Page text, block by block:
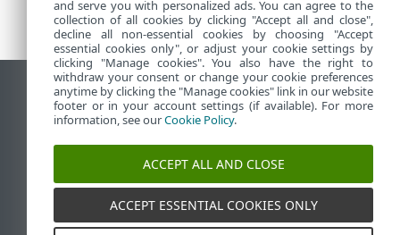
檢視桌面網站
End of Life
ESET 知識庫
ESET Status Portal
and serve you with personalized ads. You can agree to the
collection of all cookies by clicking "Accept all and close",
decline all non-essential cookies by choosing "Accept
essential cookies only", or adjust your cookie settings by
clicking "Manage cookies". You also have the right to
withdraw your consent or change your cookie preferences
anytime by clicking the "Manage cookies" link in our website
footer or in your account settings (if available). For more
information, see ourCookie Policy.
ACCEPT ALL AND CLOSE
ACCEPT ESSENTIAL COOKIES ONLY